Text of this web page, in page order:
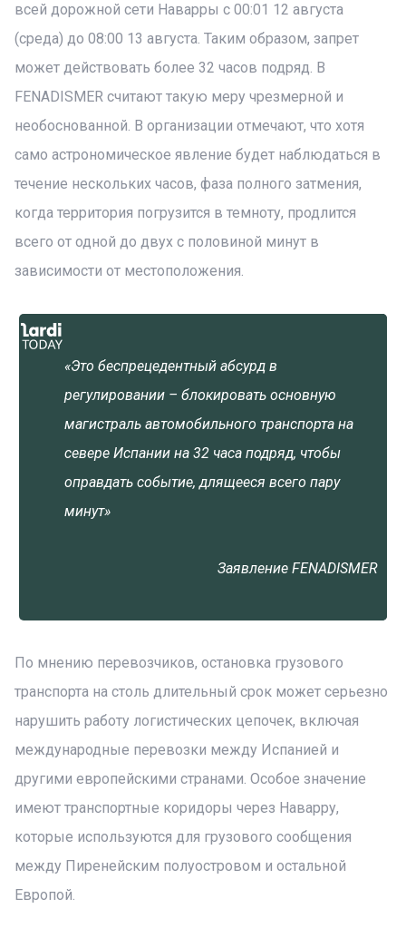
всей дорожной сети Наварры с 00:01 12 августа
(среда) до 08:00 13 августа. Таким образом, запрет
может действовать более 32 часов подряд. В
FENADISMER считают такую меру чрезмерной и
необоснованной. В организации отмечают, что хотя
само астрономическое явление будет наблюдаться в
течение нескольких часов, фаза полного затмения,
когда территория погрузится в темноту, продлится
всего от одной до двух с половиной минут в
зависимости от местоположения.
«Это беспрецедентный абсурд в
регулировании – блокировать основную
магистраль автомобильного транспорта на
севере Испании на 32 часа подряд, чтобы
оправдать событие, длящееся всего пару
минут»
Заявление FENADISMER
По мнению перевозчиков, остановка грузового
транспорта на столь длительный срок может серьезно
нарушить работу логистических цепочек, включая
международные перевозки между Испанией и
другими европейскими странами. Особое значение
имеют транспортные коридоры через Наварру,
которые используются для грузового сообщения
между Пиренейским полуостровом и остальной
Европой.